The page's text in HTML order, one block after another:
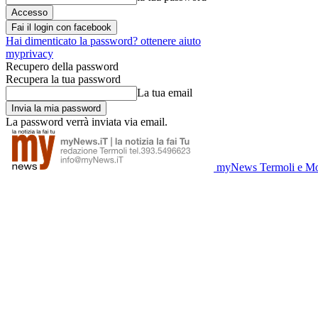
Fai il login con facebook
Hai dimenticato la password? ottenere aiuto
myprivacy
Recupero della password
Recupera la tua password
La tua email
La password verrà inviata via email.
myNews Termoli e